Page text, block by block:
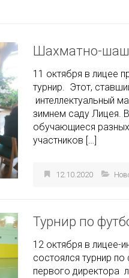
Шахматно-
11 октября в лицее
турнир. Этот,
интеллектуальный
зимнем саду Лицея.
обучающиеся
участников […]
12.10.2020
Турнир по
12 октября в лицее-
состоялся турнир
первого директора